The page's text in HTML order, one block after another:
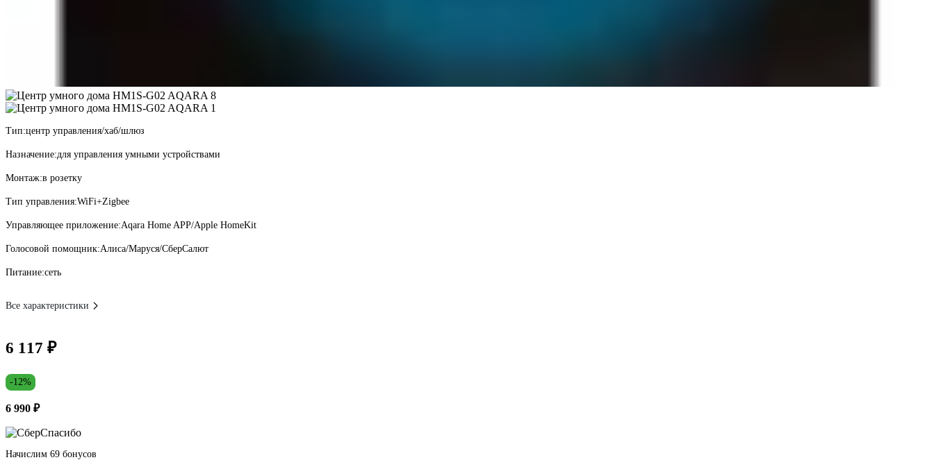
Тип:центр управления/хаб/шлюз
Назначение:для управления умными устройствами
Монтаж:в розетку
Тип управления:WiFi+Zigbee
Управляющее приложение:Aqara Home APP/Apple HomeKit
Голосовой помощник:Алиса/Маруся/СберСалют
Питание:сеть
Все характеристики
6 117 ₽
-12%
6 990 ₽
Начислим 69 бонусов